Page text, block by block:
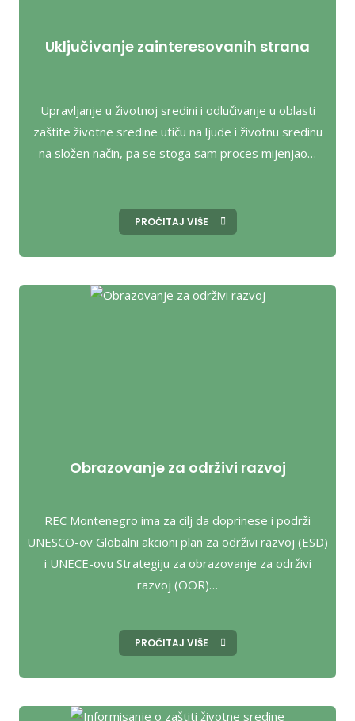
Uključivanje zainteresovanih strana
Upravljanje u životnoj sredini i odlučivanje u oblasti
zaštite životne sredine utiču na ljude i životnu sredinu
na složen način, pa se stoga sam proces mijenjao…
PROČITAJ VIŠE
Obrazovanje za održivi razvoj
REC Montenegro ima za cilj da doprinese i podrži
UNESCO-ov Globalni akcioni plan za održivi razvoj (ESD)
i UNECE-ovu Strategiju za obrazovanje za održivi
razvoj (OOR)…
PROČITAJ VIŠE